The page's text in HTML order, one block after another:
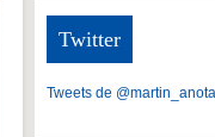
Twitter
Tweets de @martin_anota